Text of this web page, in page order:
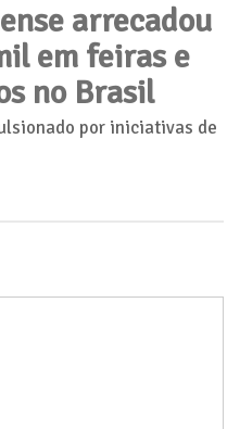
arrecadou
em feiras e
no Brasil
por iniciativas de